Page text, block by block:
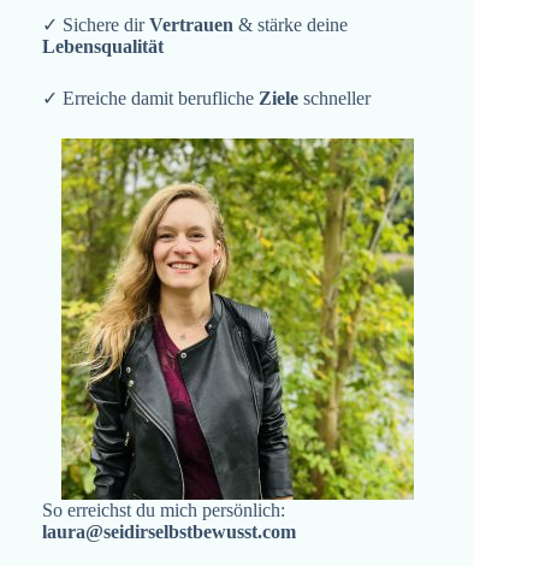
✓ Sichere dirVertrauen & stärke deine
Lebensqualität
✓ Erreiche damit berufliche Ziele schneller
So erreichst du mich persönlich:
laura@seidirselbstbewusst.com